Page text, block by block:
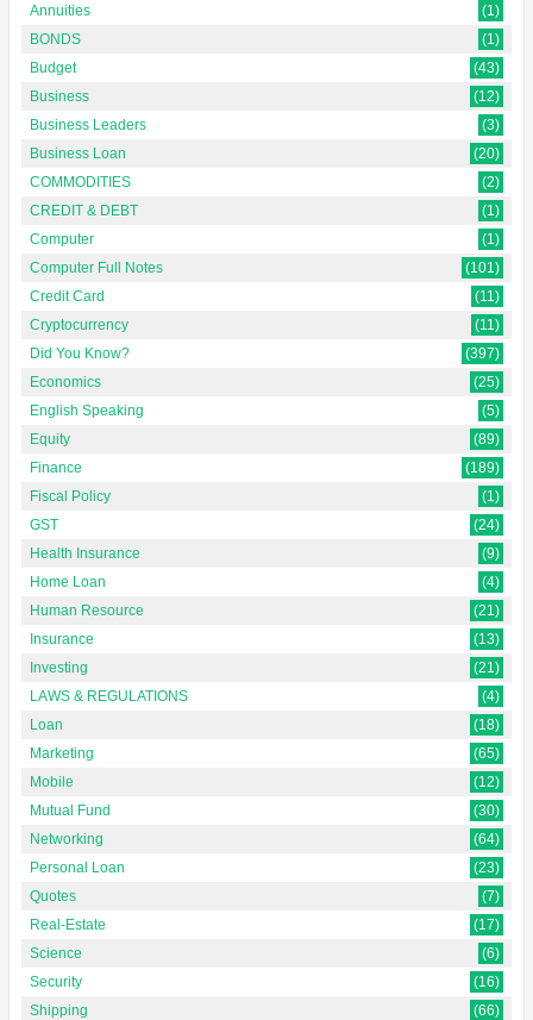
Annuities
(1)
BONDS
(1)
Budget
(43)
Business
(12)
Business Leaders
(3)
Business Loan
(20)
COMMODITIES
(2)
CREDIT & DEBT
(1)
Computer
(1)
Computer Full Notes
(101)
Credit Card
(11)
Cryptocurrency
(11)
Did You Know?
(397)
Economics
(25)
English Speaking
(5)
Equity
(89)
Finance
(189)
Fiscal Policy
(1)
GST
(24)
Health Insurance
(9)
Home Loan
(4)
Human Resource
(21)
Insurance
(13)
Investing
(21)
LAWS & REGULATIONS
(4)
Loan
(18)
Marketing
(65)
Mobile
(12)
Mutual Fund
(30)
Networking
(64)
Personal Loan
(23)
Quotes
(7)
Real-Estate
(17)
Science
(6)
Security
(16)
Shipping
(66)